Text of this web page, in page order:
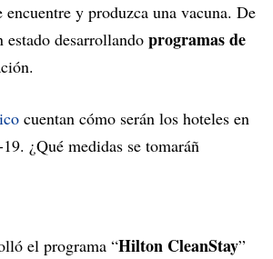
encuentre y produzca una vacuna. De
estado desarrollando programas de
cuentan cómo serán los hoteles en
¿Qué medidas se tomaráñ
el programa “Hilton CleanStay”